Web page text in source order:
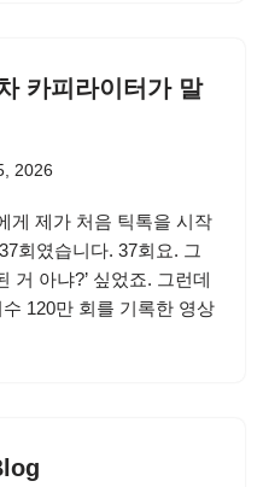
카피라이터가 말
2026
게 제가 처음 틱톡을 시작
회였습니다. 37회요. 그
거 아냐?’ 싶었죠. 그런데
120만 회를 기록한 영상